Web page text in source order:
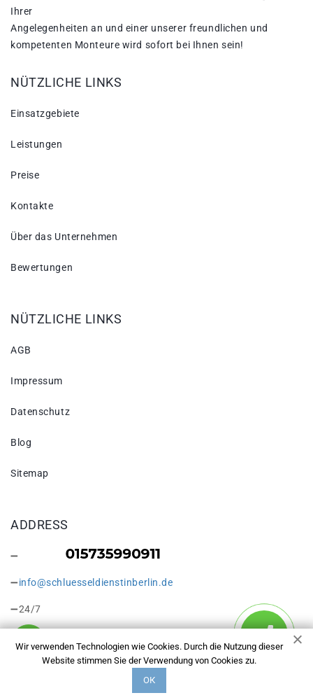
Wir verwenden Technologien wie Cookies. Durch die Nutzung dieser
Website stimmen Sie der Verwendung von Cookies zu.
ОК
Ihrer
Angelegenheiten an und einer unserer freundlichen und
kompetenten Monteure wird sofort bei Ihnen sein!
NÜTZLICHE LINKS
Einsatzgebiete
Leistungen
Preise
Kontakte
Über das Unternehmen
Bewertungen
NÜTZLICHE LINKS
AGB
Impressum
Datenschutz
Blog
Sitemap
ADDRESS
info@schluesseldienstinberlin.de
24/7
Copyright © 2026 Türöffnung Berlin. Alle Rechte vorbehalten.